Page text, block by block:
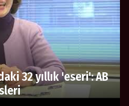
32 yıllık 'eseri': AB